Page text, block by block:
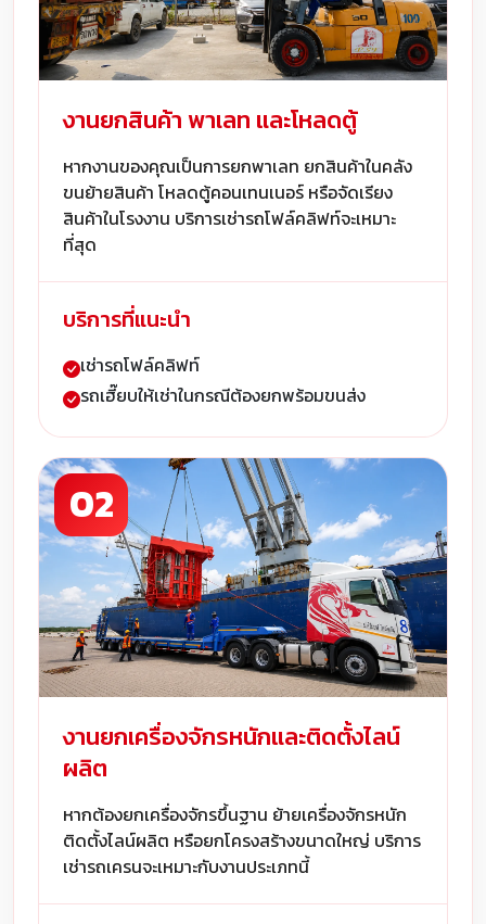
งานยกสินค้า พาเลท และโหลดตู้
หากงานของคุณเป็นการยกพาเลท ยกสินค้าในคลัง
ขนย้ายสินค้า โหลดตู้คอนเทนเนอร์ หรือจัดเรียง
สินค้าในโรงงาน บริการเช่ารถโฟล์คลิฟท์จะเหมาะ
ที่สุด
บริการที่แนะนำ
เช่ารถโฟล์คลิฟท์
รถเฮี๊ยบให้เช่าในกรณีต้องยกพร้อมขนส่ง
02
งานยกเครื่องจักรหนักและติดตั้งไลน์
ผลิต
หากต้องยกเครื่องจักรขึ้นฐาน ย้ายเครื่องจักรหนัก
ติดตั้งไลน์ผลิต หรือยกโครงสร้างขนาดใหญ่ บริการ
เช่ารถเครนจะเหมาะกับงานประเภทนี้